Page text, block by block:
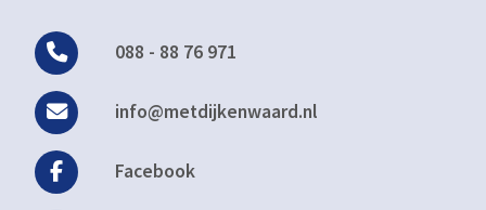
088 - 88 76 971
info@metdijkenwaard.nl
Facebook